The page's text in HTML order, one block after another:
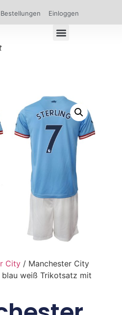
Einloggen
City/ Manchester City
weiß Trikotsatz mit